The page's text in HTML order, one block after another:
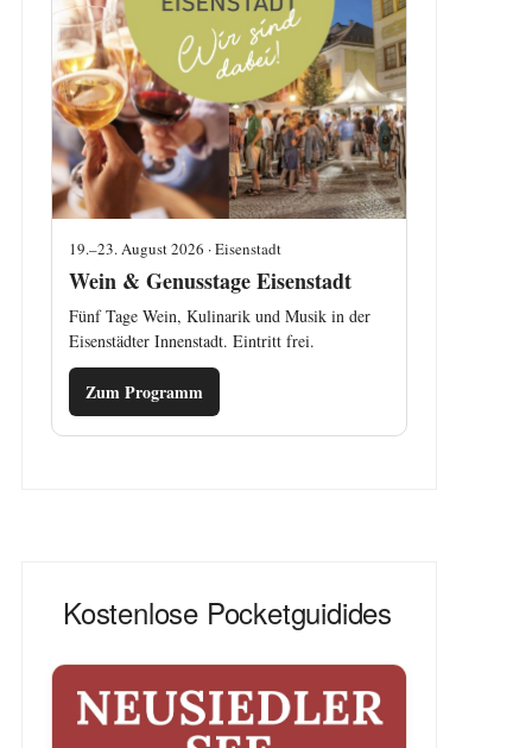
19.–23. August 2026 · Eisenstadt
Wein & Genusstage Eisenstadt
Fünf Tage Wein, Kulinarik und Musik in der
Eisenstädter Innenstadt. Eintritt frei.
Zum Programm
Kostenlose Pocketguidides